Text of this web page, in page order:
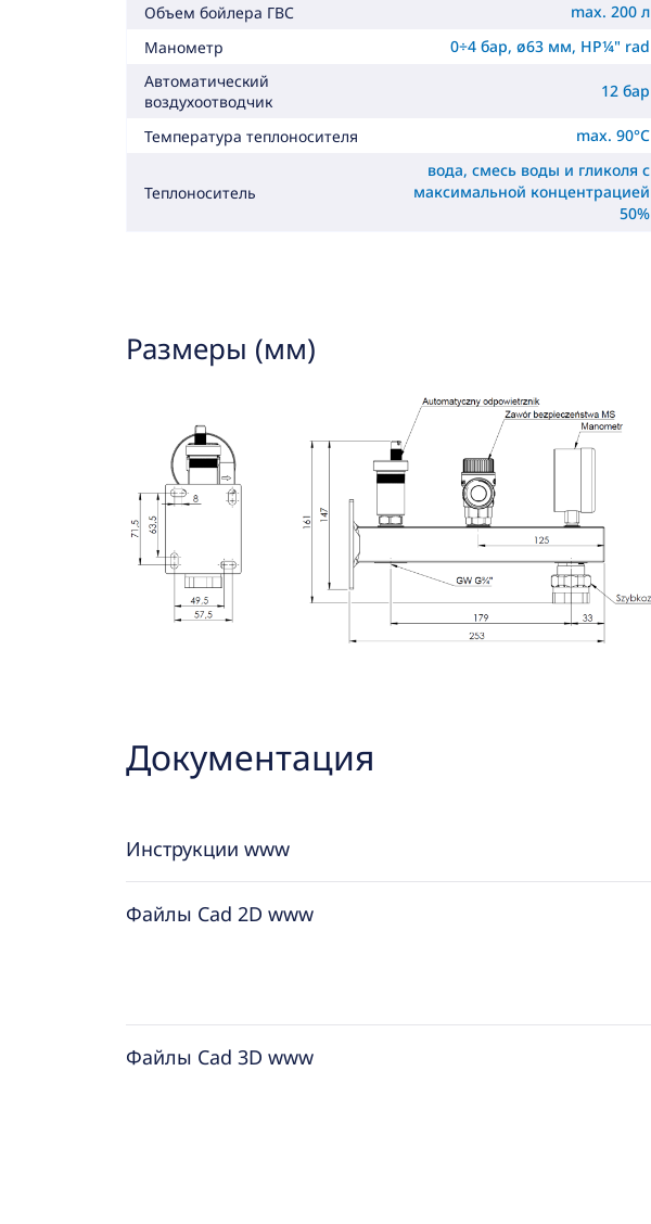
Объем бойлера ГВС
max. 200 л
Манометр
0÷4 бар, ø63 мм, НР¼" rad
Автоматический
воздухоотводчик
12 бар
Температура теплоносителя max. 90°C
Теплоноситель
вода, смесь воды и гликоля с
максимальной концентрацией
50%
Размеры (мм)
Документация
Инструкции www
Файлы Cad 2D www
Файлы Cad 3D www